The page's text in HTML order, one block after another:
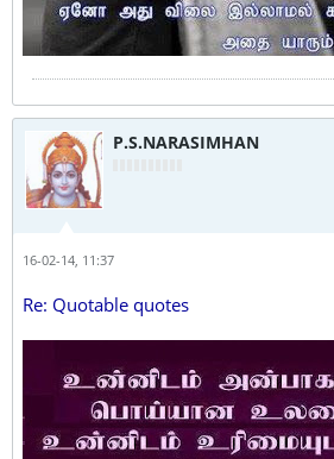
P.S.NARASIMHAN
16-02-14, 11:37
Re: Quotable quotes